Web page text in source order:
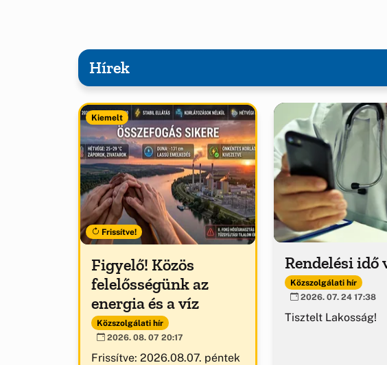
Hírek
Kiemelt
Frissítve!
Figyelő! Közös
felelősségünk az
energia és a víz
Közszolgálati hír
2026. 08. 07 20:17
Frissítve: 2026.08.07. péntek
Rendelési idő
Közszolgálati hír
2026. 07. 24 17:38
Tisztelt Lakosság!